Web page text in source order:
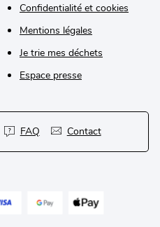
Confidentialité et cookies
Mentions légales
Je trie mes déchets
Espace presse
FAQ Contact